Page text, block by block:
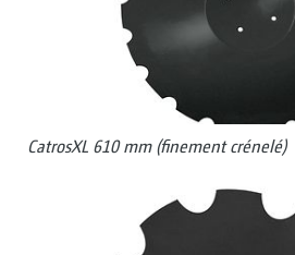
CatrosXL 610 mm (finement crénelé)